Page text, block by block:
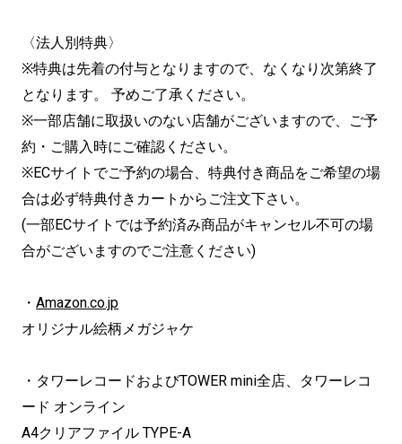
〈法人別特典〉
※特典は先着の付与となりますので、なくなり次第終了
となります。 予めご了承ください。
※一部店舗に取扱いのない店舗がございますので、ご予
約・ご購入時にご確認ください。
※ECサイトでご予約の場合、特典付き商品をご希望の場
合は必ず特典付きカートからご注文下さい。
(一部ECサイトでは予約済み商品がキャンセル不可の場
合がございますのでご注意ください)
・ Amazon.co.jp
オリジナル絵柄メガジャケ
・タワーレコードおよびTOWER mini全店、タワーレコ
ード オンライン
A4クリアファイル TYPE-A